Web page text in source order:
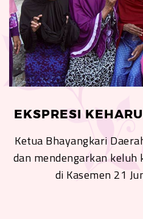
EKSPRESI
Ketua Bhayangkari
dan mendengarkan
di Kasemen 21